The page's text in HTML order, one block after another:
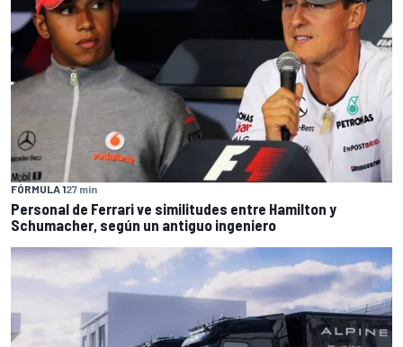
FÓRMULA 127 min
Personal de Ferrari ve similitudes entre Hamilton y
Schumacher, según un antiguo ingeniero